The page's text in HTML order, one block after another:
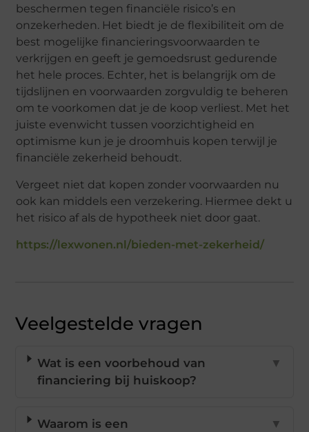
beschermen tegen financiële risico’s en
onzekerheden. Het biedt je de flexibiliteit om de
best mogelijke financieringsvoorwaarden te
verkrijgen en geeft je gemoedsrust gedurende
het hele proces. Echter, het is belangrijk om de
tijdslijnen en voorwaarden zorgvuldig te beheren
om te voorkomen dat je de koop verliest. Met het
juiste evenwicht tussen voorzichtigheid en
optimisme kun je je droomhuis kopen terwijl je
financiële zekerheid behoudt.
Vergeet niet dat kopen zonder voorwaarden nu
ook kan middels een verzekering. Hiermee dekt u
het risico af als de hypotheek niet door gaat.
https://lexwonen.nl/bieden-met-zekerheid/
Veelgestelde vragen
Wat is een voorbehoud van
financiering bij huiskoop?
▼
Waarom is een
▼